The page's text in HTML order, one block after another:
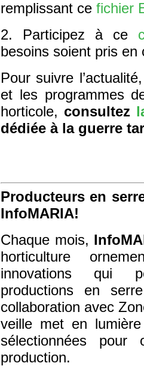
remplissant ce fichier
2. Participez à ce
besoins soient pris en
Pour suivre
et les programmes
horticole, consultez
dédiée à la guerre
Producteurs en
InfoMARIA!
Chaque mois,
horticulture
innovations qui
productions en
collaboration avec
veille met en
sélectionnées pour
production.